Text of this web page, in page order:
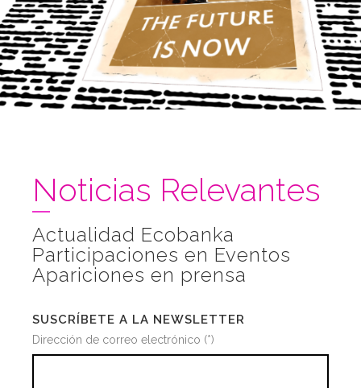
Noticias Relevantes
Actualidad Ecobanka
Participaciones en Eventos
Apariciones en prensa
SUSCRÍBETE A LA NEWSLETTER
Dirección de correo electrónico (*)